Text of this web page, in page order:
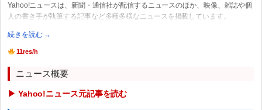
Yahoo!ニュースは、新聞・通信社が配信するニュースのほか、映像、雑誌や個
人の書き手が執筆する記事など多種多様なニュースを掲載しています。
続きを読む →
11res/h
ニュース概要
▶ Yahoo!ニュース元記事を読む